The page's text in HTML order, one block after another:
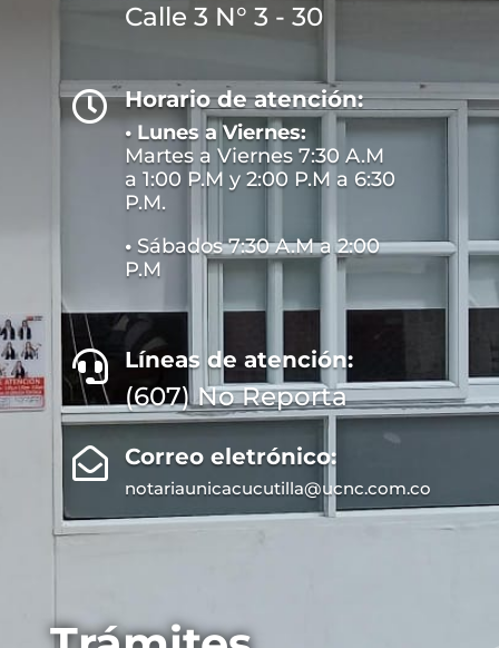
Calle 3 N° 3 - 30
 Horario de atención:
• Lunes a Viernes:
Martes a Viernes 7:30 A.M
a 1:00 P.M y 2:00 P.M a 6:30
P.M.
• Sábados 7:30 A.M a 2:00
P.M
 Líneas de atención:
(607) No Reporta
 Correo eletrónico:
notariaunicacucutilla@ucnc.com.co